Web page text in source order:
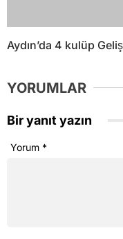
Aydın’da 4 kulüp
YORUMLAR
Bir yanıt yazın
Yorum *